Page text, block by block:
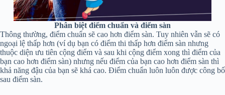
Phân biệt điểm chuẩn và điểm sàn
Thông thường, điểm chuẩn sẽ cao hơn điểm sàn. Tuy nhiên vẫn sẽ có
ngoại lệ thấp hơn (ví dụ bạn có điểm thi thấp hơn điểm sàn nhưng
thuộc diện ưu tiên cộng điểm và sau khi cộng điểm xong thì điểm của
bạn cao hơn điểm sàn) nhưng nếu điểm của bạn cao hơn điểm sàn thì
khả năng đậu của bạn sẽ khá cao. Điểm chuẩn luôn luôn được công bố
sau điểm sàn.